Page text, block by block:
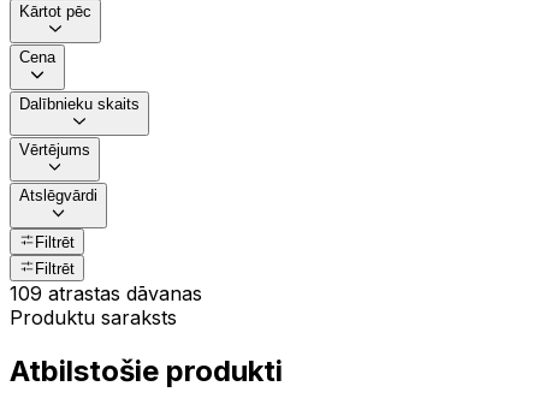
Kārtot pēc
Cena
Dalībnieku skaits
Vērtējums
Atslēgvārdi
Filtrēt
Filtrēt
109 atrastas dāvanas
Produktu saraksts
Atbilstošie produkti